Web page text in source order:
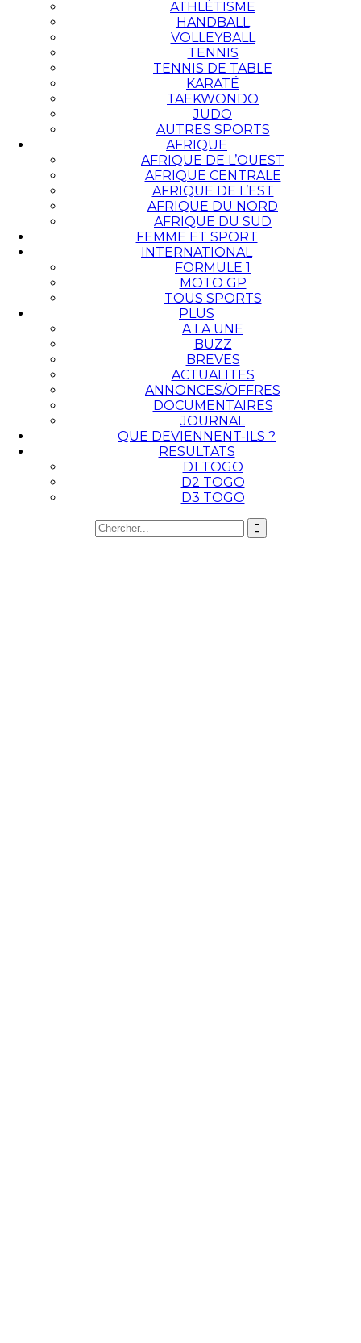
ATHLÉTISME
HANDBALL
VOLLEYBALL
TENNIS
TENNIS DE TABLE
KARATÉ
TAEKWONDO
JUDO
AUTRES SPORTS
AFRIQUE
AFRIQUE DE L’OUEST
AFRIQUE CENTRALE
AFRIQUE DE L’EST
AFRIQUE DU NORD
AFRIQUE DU SUD
FEMME ET SPORT
INTERNATIONAL
FORMULE 1
MOTO GP
TOUS SPORTS
PLUS
A LA UNE
BUZZ
BREVES
ACTUALITES
ANNONCES/OFFRES
DOCUMENTAIRES
JOURNAL
QUE DEVIENNENT-ILS ?
RESULTATS
D1 TOGO
D2 TOGO
D3 TOGO